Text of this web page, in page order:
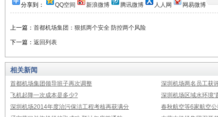
分享到： QQ空间 新浪微博 腾讯微博 人人网 网易微博
上一篇： 首都机场集团：狠抓两个安全 防控两个风险
下一篇： 返回列表
相关新闻
首都机场集团领导班子再次调整
深圳机场两名员工获
飞机起降一次成本是多少?
深圳机场区域水环境“
深圳机场2014年度治污保洁工程考核再获满分
春秋航空等6家航空